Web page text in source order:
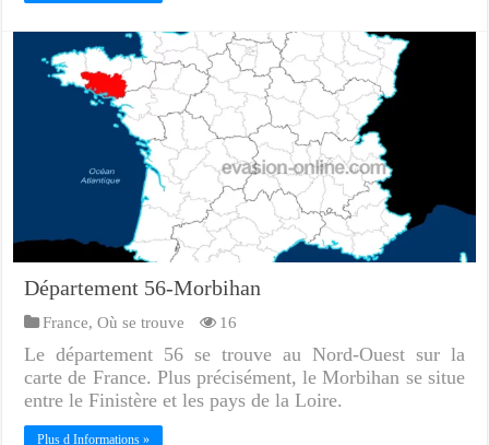
Département 56-Morbihan
France,Où se trouve 16
Le département 56 se trouve au Nord-Ouest sur la
carte de France. Plus précisément, le Morbihan se situe
entre le Finistère et les pays de la Loire.
Plus d Informations »